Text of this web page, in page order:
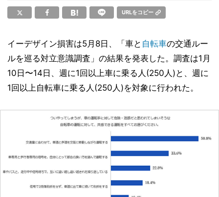
URLをコピー
イーデザイン損害は5月8日、「車と 自転車の交通ルー
ルを巡る対立意識調査」の結果を発表した。調査は1月
10日〜14日、週に1回以上車に乗る人(250人)と、週に
1回以上自転車に乗る人(250人)を対象に行われた。